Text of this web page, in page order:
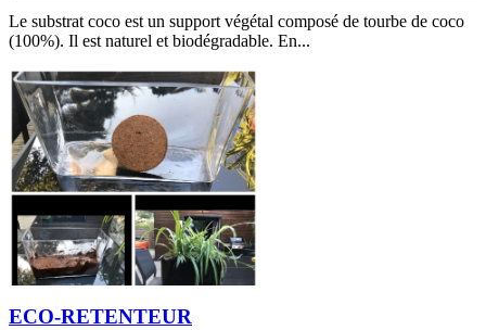
Le substrat coco est un support végétal composé de tourbe de coco
(100%). Il est naturel et biodégradable. En...
ECO-RETENTEUR